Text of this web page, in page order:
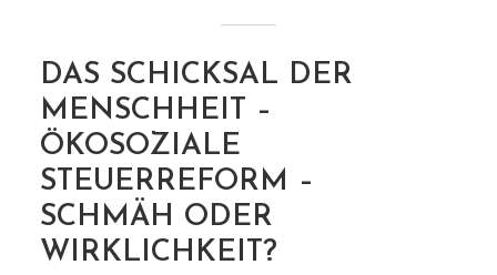
MARKIERUNG
DIE GRÜNEN
DAS SCHICKSAL DER
MENSCHHEIT –
ÖKOSOZIALE
STEUERREFORM –
SCHMÄH ODER
WIRKLICHKEIT?